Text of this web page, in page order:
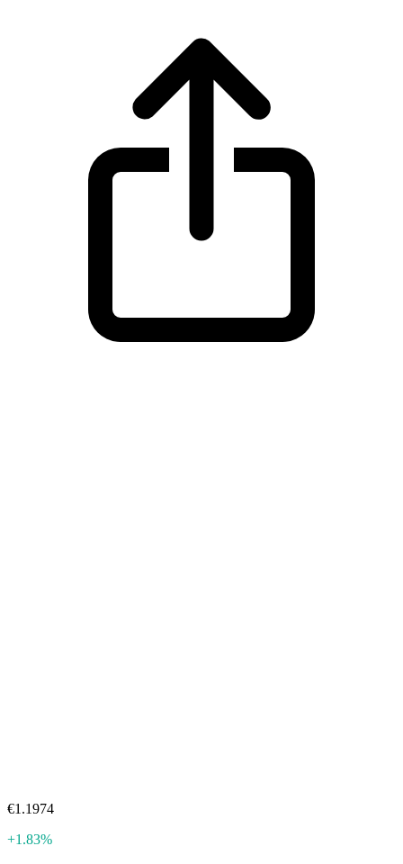
€1.1974
+1.83%